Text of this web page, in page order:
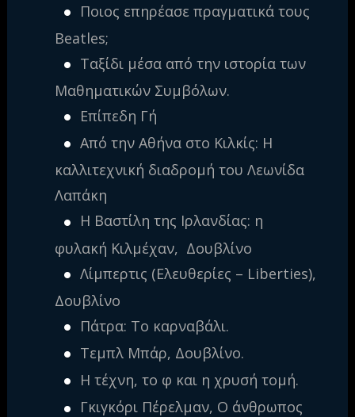
Ποιος επηρέασε πραγματικά τους
Beatles;
Ταξίδι μέσα από την ιστορία των
Μαθηματικών Συμβόλων.
Επίπεδη Γή
Από την Αθήνα στο Κιλκίς: Η
καλλιτεχνική διαδρομή του Λεωνίδα
Λαπάκη
Η Βαστίλη της Ιρλανδίας: η
φυλακή Κιλμέχαν, Δουβλίνο
Λίμπερτις (Ελευθερίες – Liberties),
Δουβλίνο
Πάτρα: Το καρναβάλι.
Τεμπλ Μπάρ, Δουβλίνο.
Η τέχνη, το φ και η χρυσή τομή.
Γκιγκόρι Πέρελμαν, Ο άνθρωπος